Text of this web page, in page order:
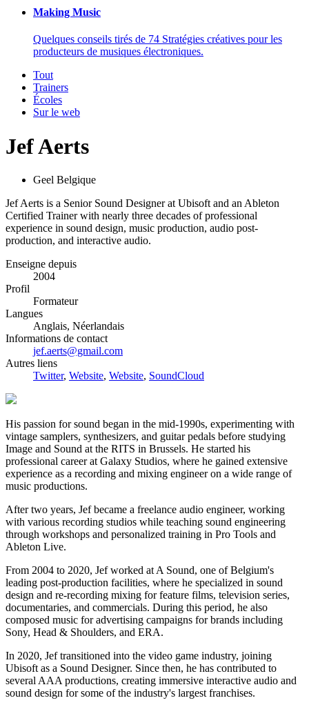
Making Music
Quelques conseils tirés de 74 Stratégies créatives pour les
producteurs de musiques électroniques.
Tout
Trainers
Écoles
Sur le web
Jef Aerts
Geel Belgique
Jef Aerts is a Senior Sound Designer at Ubisoft and an Ableton
Certified Trainer with nearly three decades of professional
experience in sound design, music production, audio post-
production, and interactive audio.
Enseigne depuis
2004
Profil
Formateur
Langues
Anglais, Néerlandais
Informations de contact
jef.aerts@gmail.com
Autres liens
Twitter, Website, Website, SoundCloud
His passion for sound began in the mid-1990s, experimenting with
vintage samplers, synthesizers, and guitar pedals before studying
Image and Sound at the RITS in Brussels. He started his
professional career at Galaxy Studios, where he gained extensive
experience as a recording and mixing engineer on a wide range of
music productions.
After two years, Jef became a freelance audio engineer, working
with various recording studios while teaching sound engineering
through workshops and personalized training in Pro Tools and
Ableton Live.
From 2004 to 2020, Jef worked at A Sound, one of Belgium's
leading post-production facilities, where he specialized in sound
design and re-recording mixing for feature films, television series,
documentaries, and commercials. During this period, he also
composed music for advertising campaigns for brands including
Sony, Head & Shoulders, and ERA.
In 2020, Jef transitioned into the video game industry, joining
Ubisoft as a Sound Designer. Since then, he has contributed to
several AAA productions, creating immersive interactive audio and
sound design for some of the industry's largest franchises.